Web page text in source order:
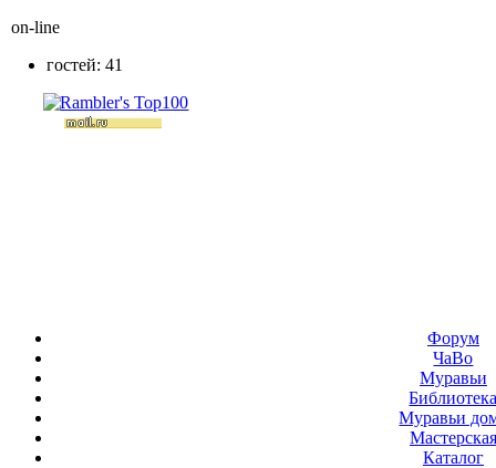
on-line
гостей: 41
Форум
ЧаВо
Муравьи
Муравьи
Мастерская
Каталог